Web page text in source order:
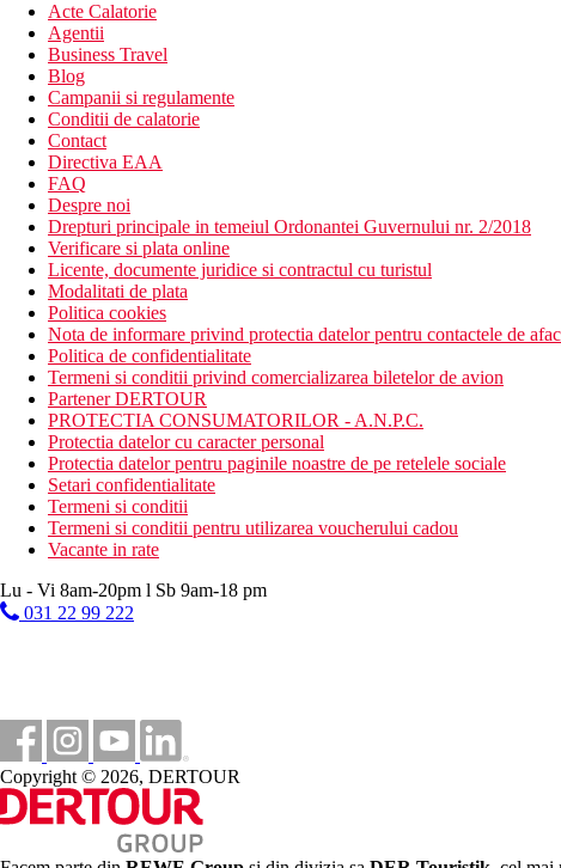
Acte Calatorie
Agentii
Business Travel
Blog
Campanii si regulamente
Conditii de calatorie
Contact
Directiva EAA
FAQ
Despre noi
Drepturi principale in temeiul Ordonantei Guvernului nr. 2/2018
Verificare si plata online
Licente, documente juridice si contractul cu turistul
Modalitati de plata
Politica cookies
Nota de informare privind protectia datelor pentru contactele de
Politica de confidentialitate
Termeni si conditii privind comercializarea biletelor de avion
Partener DERTOUR
PROTECTIA CONSUMATORILOR - A.N.P.C.
Protectia datelor cu caracter personal
Protectia datelor pentru paginile noastre de pe retelele sociale
Setari confidentialitate
Termeni si conditii
Termeni si conditii pentru utilizarea voucherului cadou
Vacante in rate
Lu - Vi 8am-20pm l Sb 9am-18 pm
031 22 99 222
Copyright © 2026, DERTOUR